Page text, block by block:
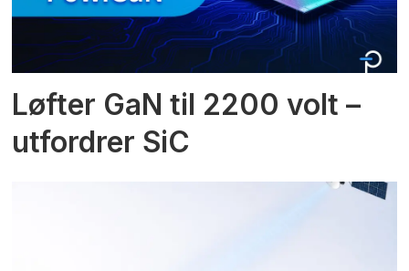
Løfter GaN til 2200 volt –
utfordrer SiC